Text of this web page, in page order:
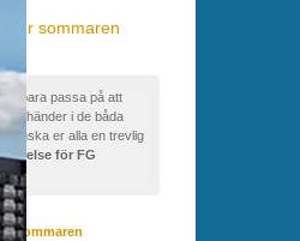
sommaren
bara passa på att
händer i de båda
önska er alla en trevlig
för FG
sommaren